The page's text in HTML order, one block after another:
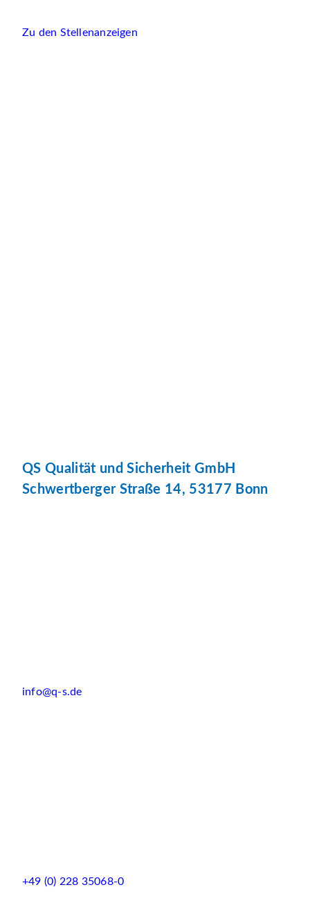
Zu den Stellenanzeigen
QS Qualität und Sicherheit GmbH
Schwertberger Straße 14, 53177 Bonn
info@q-s.de
+49 (0) 228 35068-0